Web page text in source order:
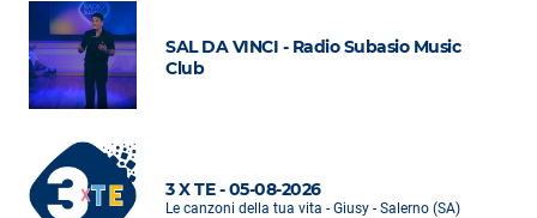
SAL DA VINCI - Radio Subasio Music
Club
3 X TE - 05-08-2026
Le canzoni della tua vita - Giusy - Salerno (SA)